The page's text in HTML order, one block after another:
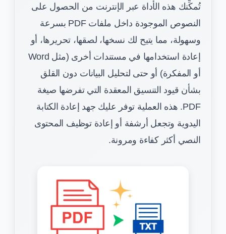
تُمكِّنك هذه الأداة عبر الإنترنت من الحصول على
النصوص الموجودة داخل ملفات PDF بسرعة
وسهولة، مما يتيح لك نسخها، لصقها، تحريرها، أو
إعادة استخدامها في مستندات أخرى (مثل Word
أو المفكرة) أو حتى لتحليل البيانات دون القلق
بشأن قيود التنسيق المعقدة التي تفرضها صيغة
PDF. هذه العملية توفر عليك جهد إعادة الكتابة
اليدوية وتجعل أرشفة أو إعادة توظيف المحتوى
النصي أكثر كفاءة ومرونة.